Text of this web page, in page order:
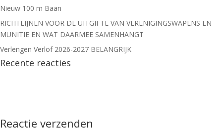
Nieuw 100 m Baan
RICHTLIJNEN VOOR DE UITGIFTE VAN VERENIGINGSWAPENS EN
MUNITIE EN WAT DAARMEE SAMENHANGT
Verlengen Verlof 2026-2027 BELANGRIJK
Recente reacties
Reactie verzenden